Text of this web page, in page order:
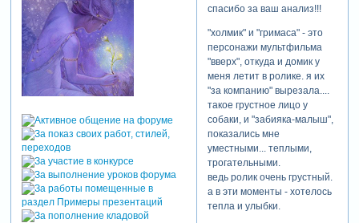
просто у вас настроение
сейчас, видимо, такое.
сменится настроение,
поменяется и
настроенность, тематика
роликов. разве можно это
подстегнуть искусственно?
и надо ли? мне ваши
тем, что за ними видно вас,
ваши эмоции.
спасибо за ваш анализ!!!
"холмик" и "гримаса" - это
персонажи мультфильма
"вверх", откуда и домик у
меня летит в ролике. я их
"за компанию" вырезала....
такое грустное лицо у
собаки, и "забияка-малыш",
показались мне
уместными... теплыми,
трогательными.
ведь ролик очень грустный.
а в эти моменты - хотелось
тепла и улыбки.